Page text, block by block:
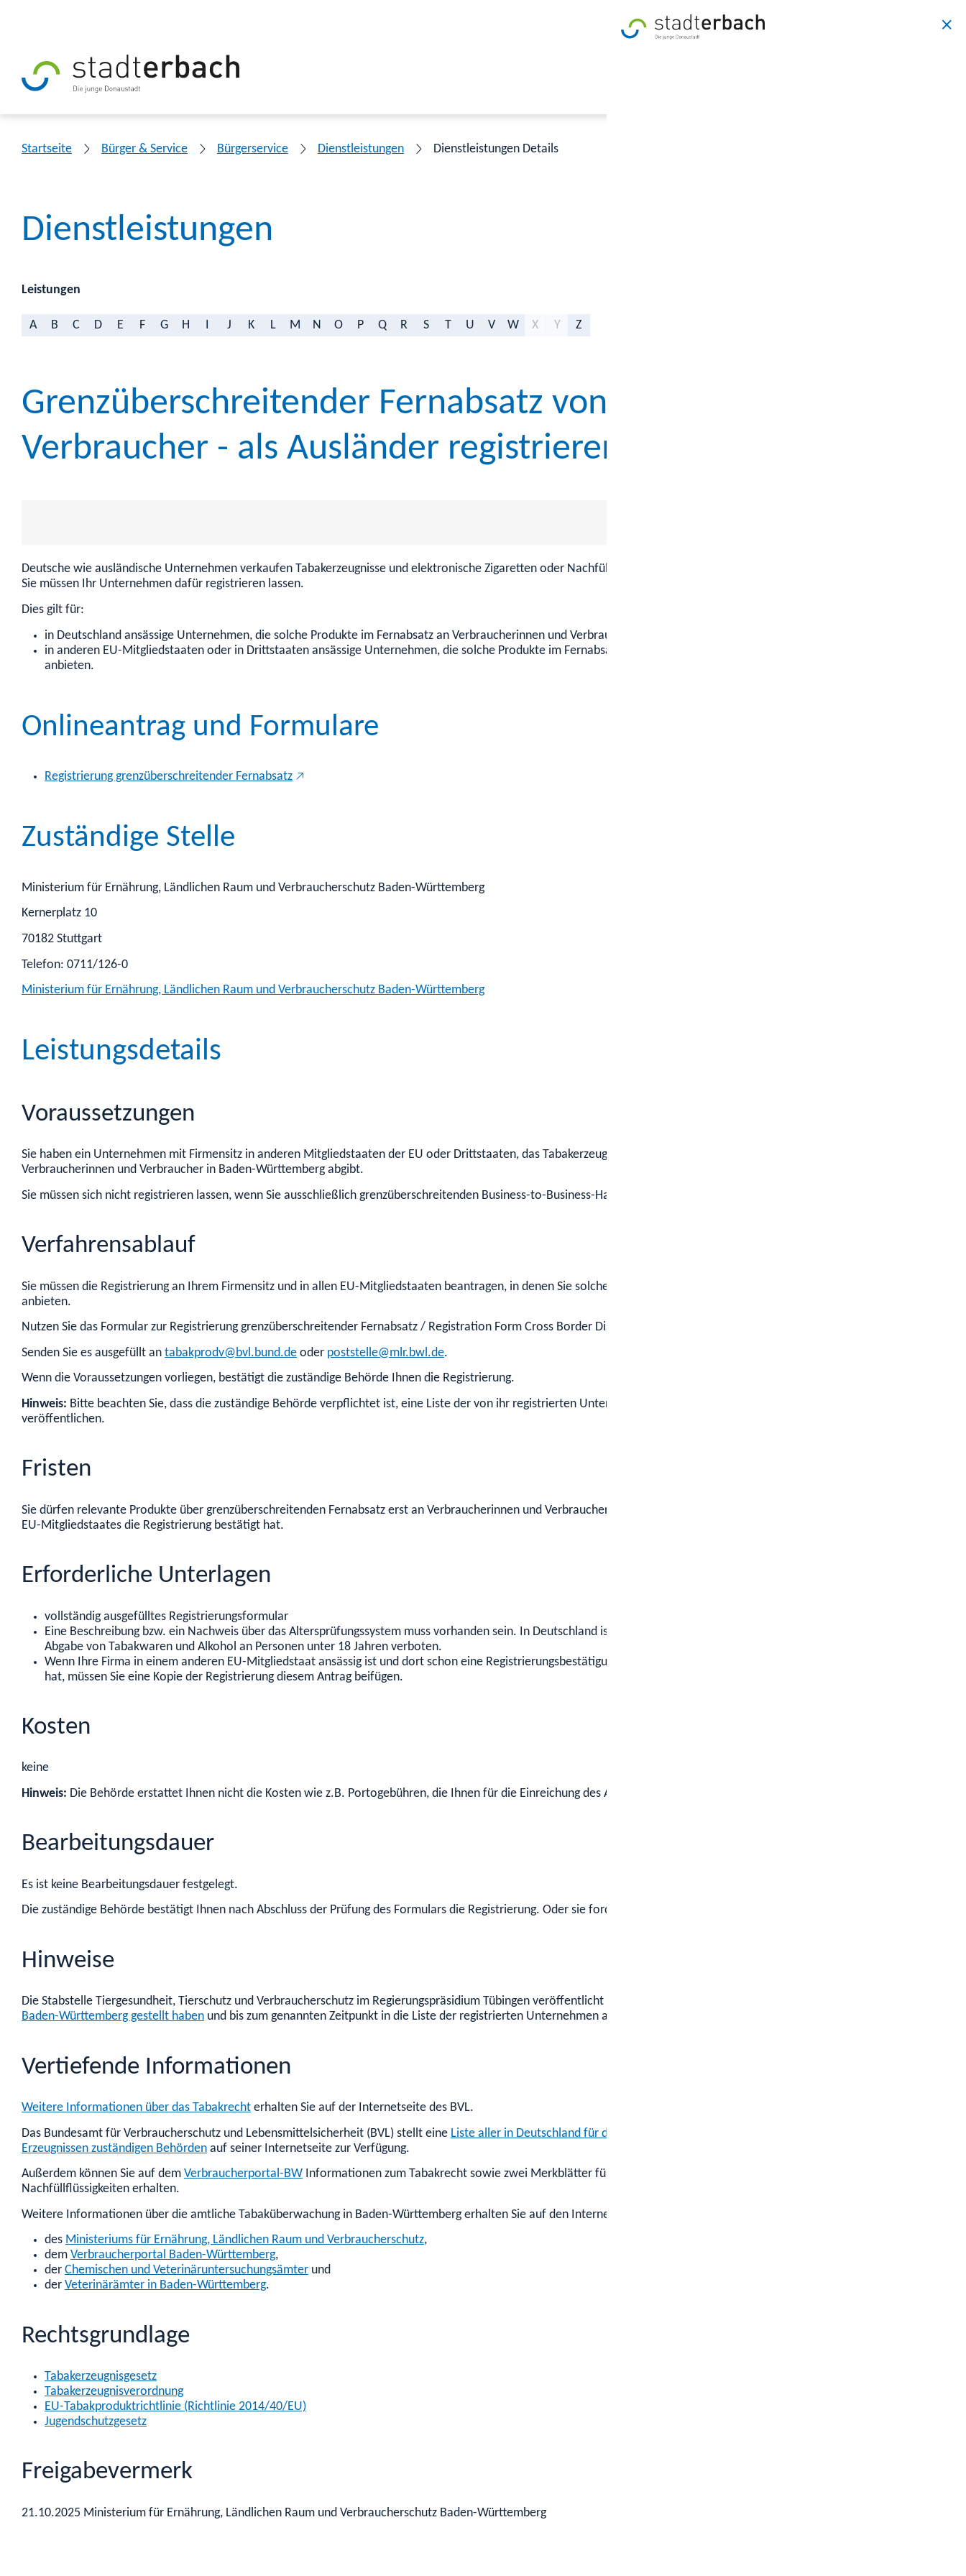
Startseite Bürger & Service Bürgerservice Dienstleistungen Dienstleistungen Details
Dienstleistungen
Leistungen
A B C D E F G H J K L M N O P Q R S T U V W X Y Z
Grenzüberschreitender Fernabsatz von Tabakerzeugnissen an
Verbraucher - als Ausländer registrieren
Deutsche wie ausländische Unternehmen verkaufen Tabakerzeugnisse und elektronische Zigaretten oder Nachfüllbehälter vor allem über das Internet.
Sie müssen Ihr Unternehmen dafür registrieren lassen.
Dies gilt für:
in Deutschland ansässige Unternehmen, die solche Produkte im Fernabsatz an Verbraucherinnen und Verbraucher in anderen EU-Mitgliedstaaten anbieten und
in anderen EU-Mitgliedstaaten oder in Drittstaaten ansässige Unternehmen, die solche Produkte im Fernabsatz an Verbraucherinnen und Verbraucher in Deutschland
anbieten.
Onlineantrag und Formulare
Registrierung grenzüberschreitender Fernabsatz
Zuständige Stelle
Ministerium für Ernährung, Ländlichen Raum und Verbraucherschutz Baden-Württemberg
Kernerplatz 10
70182 Stuttgart
Telefon: 0711/126-0
Ministerium für Ernährung, Ländlichen Raum und Verbraucherschutz Baden-Württemberg
Leistungsdetails
Voraussetzungen
Sie haben ein Unternehmen mit Firmensitz in anderen Mitgliedstaaten der EU oder Drittstaaten, das Tabakerzeugnisse über Fernabsatz, beispielsweise im Internet, an
Verbraucherinnen und Verbraucher in Baden-Württemberg abgibt.
Sie müssen sich nicht registrieren lassen, wenn Sie ausschließlich grenzüberschreitenden Business-to-Business-Handel betreiben.
Verfahrensablauf
Sie müssen die Registrierung an Ihrem Firmensitz und in allen EU-Mitgliedstaaten beantragen, in denen Sie solche Produkte im Fernabsatz an Verbraucherinnen und Verbraucher
anbieten.
Nutzen Sie das Formular zur Registrierung grenzüberschreitender Fernabsatz / Registration Form Cross Border Distance sale.
Senden Sie es ausgefüllt an tabakprodv@bvl.bund.de oder poststelle@mlr.bwl.de.
Wenn die Voraussetzungen vorliegen, bestätigt die zuständige Behörde Ihnen die Registrierung.
Hinweis: Bitte beachten Sie, dass die zuständige Behörde verpflichtet ist, eine Liste der von ihr registrierten Unternehmen einschließlich Handelsnamen und Internetadresse
veröffentlichen.
Fristen
Sie dürfen relevante Produkte über grenzüberschreitenden Fernabsatz erst an Verbraucherinnen und Verbraucher liefern, nachdem Ihnen die zuständige Behörde des jeweiligen
EU-Mitgliedstaates die Registrierung bestätigt hat.
Erforderliche Unterlagen
vollständig ausgefülltes Registrierungsformular
Eine Beschreibung bzw. ein Nachweis über das Altersprüfungssystem muss vorhanden sein. In Deutschland ist gemäß § 10 des Jugendschutzgesetzes der Verkauf und die
Abgabe von Tabakwaren und Alkohol an Personen unter 18 Jahren verboten.
Wenn Ihre Firma in einem anderen EU-Mitgliedstaat ansässig ist und dort schon eine Registrierungsbestätigung der zuständigen Behörde des EU-Mitgliedstaates erhalten
hat, müssen Sie eine Kopie der Registrierung diesem Antrag beifügen.
Kosten
keine
Hinweis: Die Behörde erstattet Ihnen nicht die Kosten wie z.B. Portogebühren, die Ihnen für die Einreichung des Antrags entstehen.
Bearbeitungsdauer
Es ist keine Bearbeitungsdauer festgelegt.
Die zuständige Behörde bestätigt Ihnen nach Abschluss der Prüfung des Formulars die Registrierung. Oder sie fordert Sie auf, fehlende Angaben nachzuliefern.
Hinweise
Die Stabstelle Tiergesundheit, Tierschutz und Verbraucherschutz im Regierungspräsidium Tübingen veröffentlicht eine
Baden-Württemberg gestellt haben und bis zum genannten Zeitpunkt in die Liste der registrierten Unternehmen aufgenommen wurden.
Vertiefende Informationen
Weitere Informationen über das Tabakrecht erhalten Sie auf der Internetseite des BVL.
Das Bundesamt für Verbraucherschutz und Lebensmittelsicherheit (BVL) stellt eine Liste aller in Deutschland für die Überwachung von Tabakerzeugnissen und verwandten
Erzeugnissen zuständigen Behörden auf seiner Internetseite zur Verfügung.
Außerdem können Sie auf dem Verbraucherportal-BW Informationen zum Tabakrecht sowie zwei Merkblätter für Wasserpfeifentabak und für E-Zigaretten und
Nachfüllflüssigkeiten erhalten.
Weitere Informationen über die amtliche Tabaküberwachung in Baden-Württemberg erhalten Sie auf den Internetseiten
des Ministeriums für Ernährung, Ländlichen Raum und Verbraucherschutz,
dem Verbraucherportal Baden-Württemberg,
der Chemischen und Veterinäruntersuchungsämter und
der Veterinärämter in Baden-Württemberg.
Rechtsgrundlage
Tabakerzeugnisgesetz
Tabakerzeugnisverordnung
EU-Tabakproduktrichtlinie (Richtlinie 2014/40/EU)
Jugendschutzgesetz
Freigabevermerk
21.10.2025 Ministerium für Ernährung, Ländlichen Raum und Verbraucherschutz Baden-Württemberg